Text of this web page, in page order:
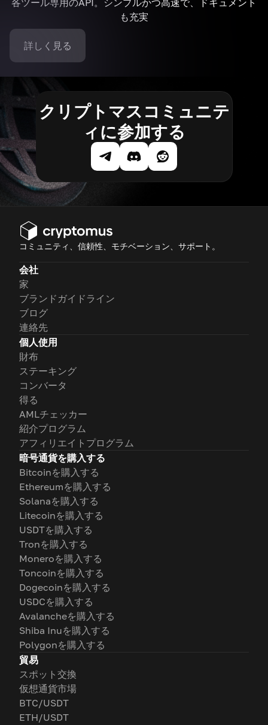
各ツール専用のAPI。シンプルかつ高速で、ドキュメント
も充実
詳しく見る
クリプトマスコミュニテ
ィに参加する
コミュニティ、信頼性、モチベーション、サポート。
会社
家
ブランドガイドライン
ブログ
連絡先
個人使用
財布
ステーキング
コンバータ
得る
AMLチェッカー
紹介プログラム
アフィリエイトプログラム
暗号通貨を購入する
Bitcoinを購入する
Ethereumを購入する
Solanaを購入する
Litecoinを購入する
USDTを購入する
Tronを購入する
Moneroを購入する
Toncoinを購入する
Dogecoinを購入する
USDCを購入する
Avalancheを購入する
Shiba Inuを購入する
Polygonを購入する
貿易
スポット交換
仮想通貨市場
BTC/USDT
ETH/USDT